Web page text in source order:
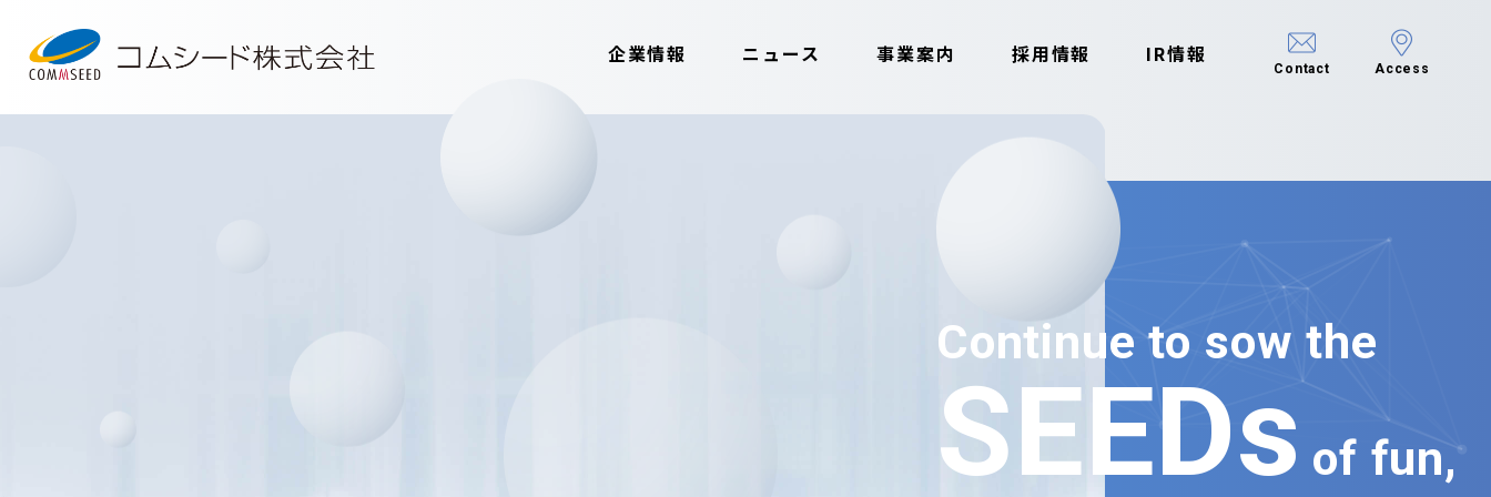
企業情報 ニュース 事業案内 採用情報 IR情報
Contact Access
Continue to sow the
SEEDs of fun,